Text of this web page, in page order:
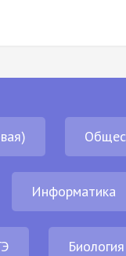
Информатика